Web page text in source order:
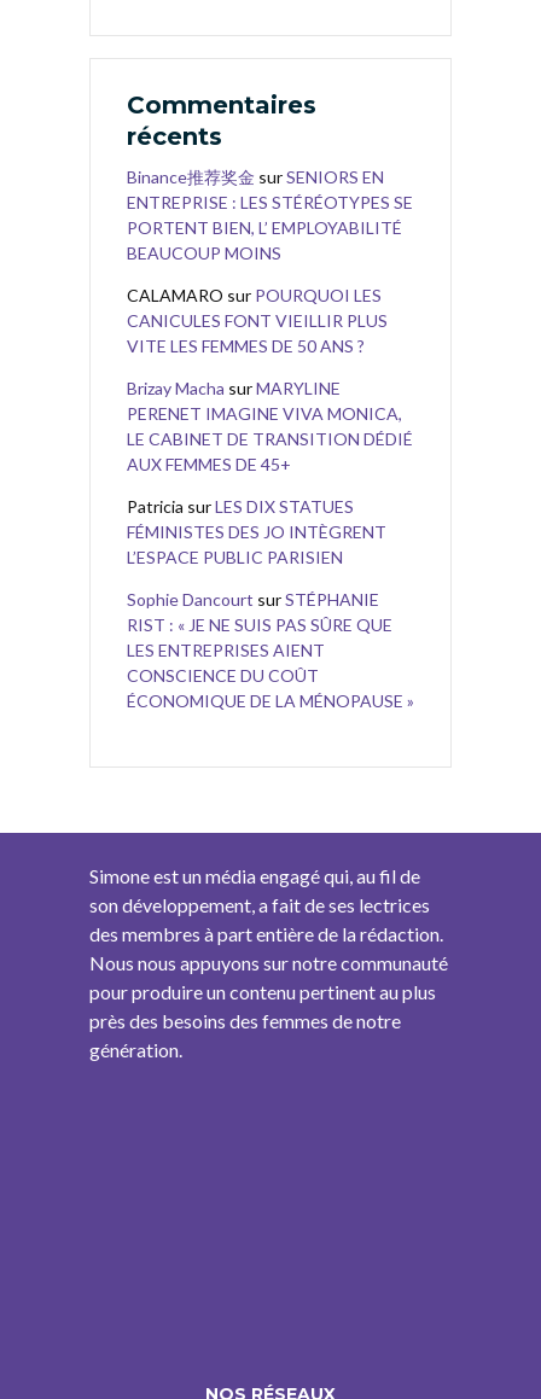
Commentaires
récents
Binance推荐奖金 surSENIORS EN
ENTREPRISE : LES STÉRÉOTYPES SE
PORTENT BIEN, L’ EMPLOYABILITÉ
BEAUCOUP MOINS
CALAMARO sur POURQUOI LES
CANICULES FONT VIEILLIR PLUS
VITE LES FEMMES DE 50 ANS ?
Brizay Macha surMARYLINE
PERENET IMAGINE VIVA MONICA,
LE CABINET DE TRANSITION DÉDIÉ
AUX FEMMES DE 45+
Patricia surLES DIX STATUES
FÉMINISTES DES JO INTÈGRENT
L’ESPACE PUBLIC PARISIEN
Sophie Dancourt surSTÉPHANIE
RIST : « JE NE SUIS PAS SÛRE QUE
LES ENTREPRISES AIENT
CONSCIENCE DU COÛT
ÉCONOMIQUE DE LA MÉNOPAUSE »
Simone est un média engagé qui, au fil de
son développement, a fait de ses lectrices
des membres à part entière de la rédaction.
Nous nous appuyons sur notre communauté
pour produire un contenu pertinent au plus
près des besoins des femmes de notre
génération.
NOS RÉSEAUX